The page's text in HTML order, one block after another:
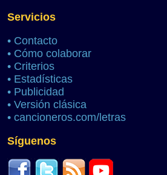
Servicios
• Contacto
• Cómo colaborar
• Criterios
• Estadísticas
• Publicidad
• Versión clásica
• cancioneros.com/letras
Síguenos